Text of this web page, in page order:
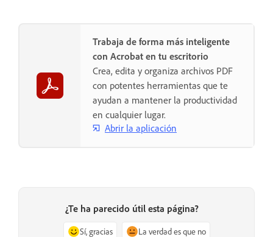
Trabaja de forma más inteligente
con Acrobat en tu escritorio
Crea, edita y organiza archivos PDF
con potentes herramientas que te
ayudan a mantener la productividad
en cualquier lugar.
Abrir la aplicación
¿Te ha parecido útil esta página?
Sí, gracias La verdad es que no